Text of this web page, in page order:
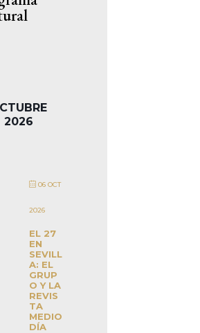
2026
06 OCT
2026
EL 27
EN
SEVILL
A: EL
GRUP
O Y LA
REVIS
TA
MEDIO
DÍA